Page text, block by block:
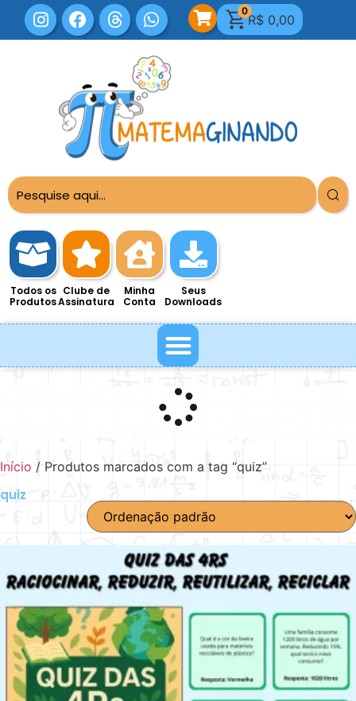
0
R$ 0,00
Todos os
Produtos
Clube de
Assinatura
Minha
Conta
Seus
Downloads
Início / Produtos marcados com a tag “quiz”
quiz